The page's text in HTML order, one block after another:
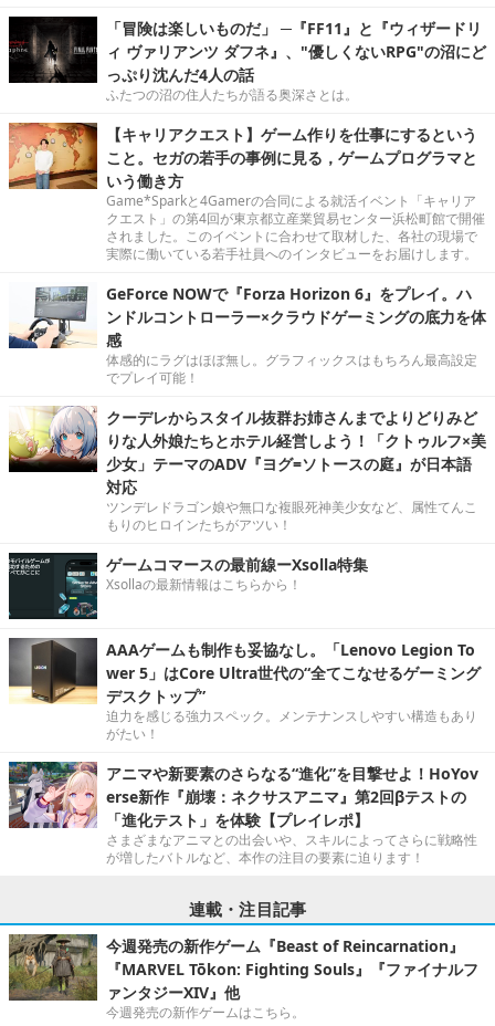
「冒険は楽しいものだ」 ─『FF11』と『ウィザードリ
ィ ヴァリアンツ ダフネ』、"優しくないRPG"の沼にど
っぷり沈んだ4人の話
ふたつの沼の住人たちが語る奥深さとは。
【キャリアクエスト】ゲーム作りを仕事にするという
こと。セガの若手の事例に見る，ゲームプログラマと
いう働き方
Game*Sparkと4Gamerの合同による就活イベント「キャリア
クエスト」の第4回が東京都立産業貿易センター浜松町館で開催
されました。このイベントに合わせて取材した、各社の現場で
実際に働いている若手社員へのインタビューをお届けします。
GeForce NOWで『Forza Horizon 6』をプレイ。ハ
ンドルコントローラー×クラウドゲーミングの底力を体
感
体感的にラグはほぼ無し。グラフィックスはもちろん最高設定
でプレイ可能！
クーデレからスタイル抜群お姉さんまでよりどりみど
りな人外娘たちとホテル経営しよう！「クトゥルフ×美
少女」テーマのADV『ヨグ=ソトースの庭』が日本語
対応
ツンデレドラゴン娘や無口な複眼死神美少女など、属性てんこ
もりのヒロインたちがアツい！
ゲームコマースの最前線ーXsolla特集
Xsollaの最新情報はこちらから！
AAAゲームも制作も妥協なし。「Lenovo Legion To
wer 5」はCore Ultra世代の“全てこなせるゲーミング
デスクトップ”
迫力を感じる強力スペック。メンテナンスしやすい構造もあり
がたい！
アニマや新要素のさらなる“進化”を目撃せよ！HoYov
erse新作『崩壊：ネクサスアニマ』第2回βテストの
「進化テスト」を体験【プレイレポ】
さまざまなアニマとの出会いや、スキルによってさらに戦略性
が増したバトルなど、本作の注目の要素に迫ります！
連載・注目記事
今週発売の新作ゲーム『Beast of Reincarnation』
『MARVEL Tōkon: Fighting Souls』『ファイナルフ
ァンタジーXIV』他
今週発売の新作ゲームはこちら。